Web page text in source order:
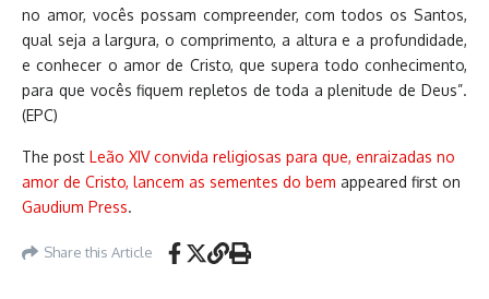
no amor, vocês possam compreender, com todos os Santos,
qual seja a largura, o comprimento, a altura e a profundidade,
e conhecer o amor de Cristo, que supera todo conhecimento,
para que vocês fiquem repletos de toda a plenitude de Deus”.
(EPC)
The post Leão XIV convida religiosas para que, enraizadas no
amor de Cristo, lancem as sementes do bem appeared first on
Gaudium Press.
Share this Article